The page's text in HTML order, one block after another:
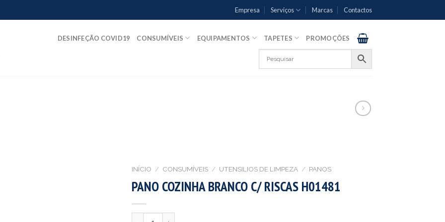
Empresa Serviços Marcas Contactos
DESINFEÇÃO COVID19 CONSUMÍVEIS EQUIPAMENTOS TAPETES PROMOÇÕES
INÍCIO / CONSUMÍVEIS / UTENSILIOS DE LIMPEZA / PANOS
PANO COZINHA BRANCO C/ RISCAS H01481